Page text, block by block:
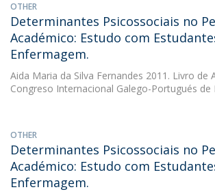
OTHER
Determinantes Psicossociais no
Académico: Estudo com
Enfermagem.
Aida Maria da Silva Fernandes 2011. Livro de
Congreso Internacional Galego-Portugués de
OTHER
Determinantes Psicossociais no
Académico: Estudo com
Enfermagem.